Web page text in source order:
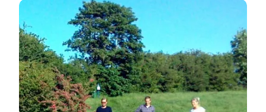
Aktivitäten in Billund und Kolding